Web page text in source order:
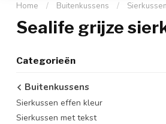
Home / Buitenkussens /
Sealife grijze
Categorieën
Buitenkussens
Sierkussen effen kleur
Sierkussen met tekst